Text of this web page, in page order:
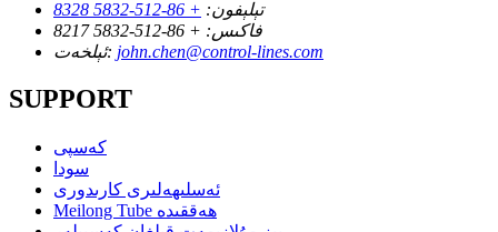
تېلېفون: + 86-512-5832 8328
فاكىس: + 86-512-5832 8217
ئېلخەت: john.chen@control-lines.com
SUPPORT
كەسپى
سودا
ئەسلىھەلىرى كارىدورى
Meilong Tube ھەققىدە